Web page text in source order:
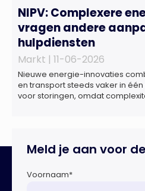
NIPV: Complexere
vragen andere
hulpdiensten
Markt | 11-06-2026
Nieuwe energie-innovaties
en transport steeds vaker in
voor storingen, omdat
energiesysteem. Het betreft
Meld je aan voor
Voornaam*